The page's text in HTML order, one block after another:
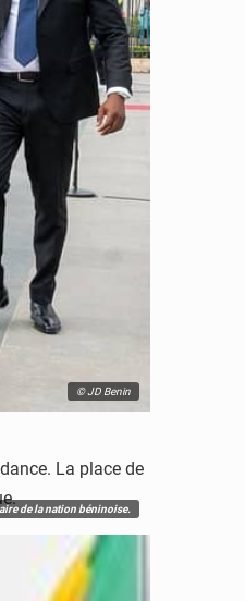
© JD Benin
La place de
de la nation béninoise.